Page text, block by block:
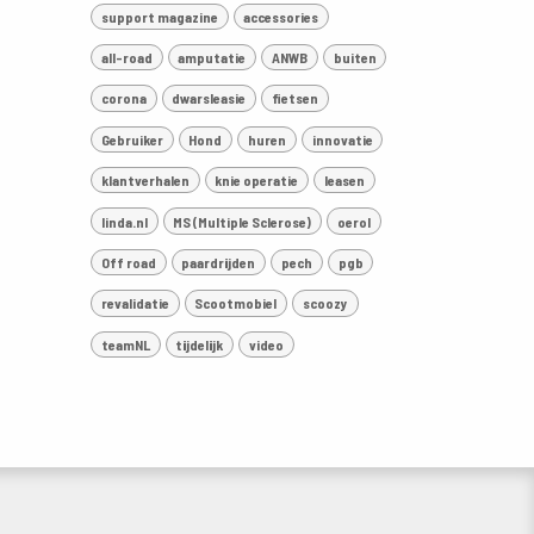
support magazine accessories
all-road amputatie ANWB buiten
corona dwarsleasie fietsen
Gebruiker Hond huren innovatie
klantverhalen knie operatie leasen
linda.nl MS (Multiple Sclerose) oerol
Off road paardrijden pech pgb
revalidatie Scootmobiel scoozy
teamNL tijdelijk video